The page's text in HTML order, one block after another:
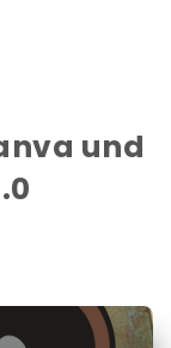
und